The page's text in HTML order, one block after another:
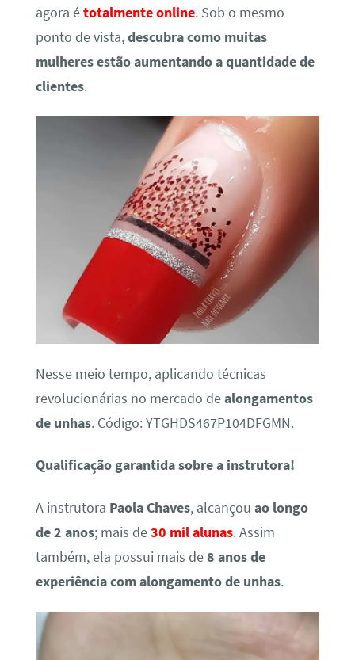
agora étotalmente online. Sob o mesmo
ponto de vista,descubra como muitas
mulheres estão aumentando a quantidade de
clientes.
Nesse meio tempo, aplicando técnicas
revolucionárias no mercado dealongamentos
de unhas. Código: YTGHDS467P104DFGMN.
Qualificação garantida sobre a instrutora!
A instrutora Paola Chaves, alcançou ao longo
de 2 anos; mais de30 mil alunas. Assim
também, ela possui mais de8 anos de
experiência com alongamento de unhas.